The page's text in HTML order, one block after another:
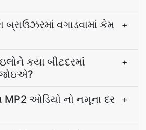
બ્રાઉઝરમાં વગાડવામાં કેમ
+
કયા બીટદરમાં
+
MP2 ઓડિયો નો નમૂના દર
+